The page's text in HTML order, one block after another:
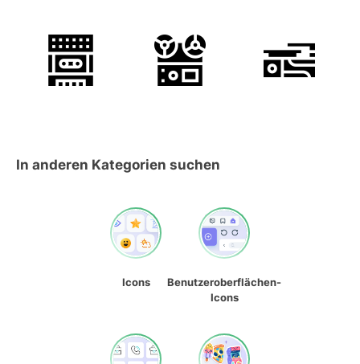
In anderen Kategorien suchen
Icons
Benutzeroberflächen-
Icons